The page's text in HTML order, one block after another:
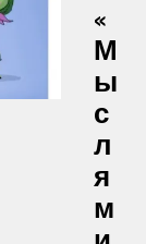
«
М
Ы
С
Л
Я
М